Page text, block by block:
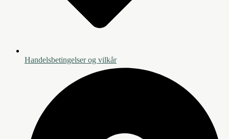
Handelsbetingelser og vilkår